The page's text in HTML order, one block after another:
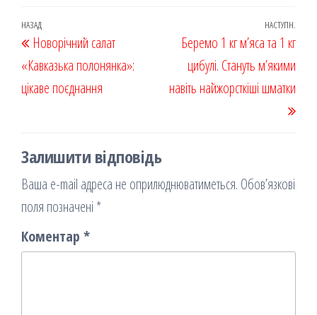
k on
я
Навігація
записів
Попередній
запис
НАЗАД
Новорічний салат
«Кавказька полонянка»:
цікаве поєднання
НАСТУПН.
Беремо 1 кг м’яса та 1 кг
цибулі. Стануть м’якими
навіть найжорсткіші шматки
Залишити відповідь
Ваша e-mail адреса не оприлюднюватиметься. Обов’язкові
поля позначені *
Коментар *